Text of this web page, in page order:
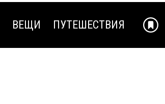
ВЕЩИ ПУТЕШЕСТВИЯ